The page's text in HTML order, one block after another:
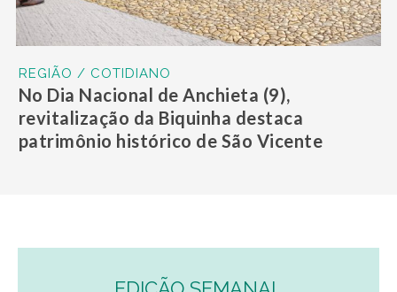
REGIÃO / COTIDIANO
No Dia Nacional de Anchieta (9),
revitalização da Biquinha destaca
patrimônio histórico de São Vicente